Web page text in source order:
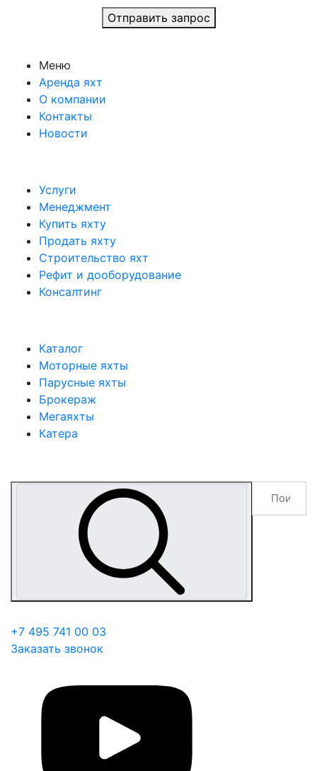
Отправить запрос
Меню
Аренда яхт
О компании
Контакты
Новости
Услуги
Менеджмент
Купить яхту
Продать яхту
Строительство яхт
Рефит и дооборудование
Консалтинг
Каталог
Моторные яхты
Парусные яхты
Брокераж
Мегаяхты
Катера
+7 495 741 00 03
Заказать звонок